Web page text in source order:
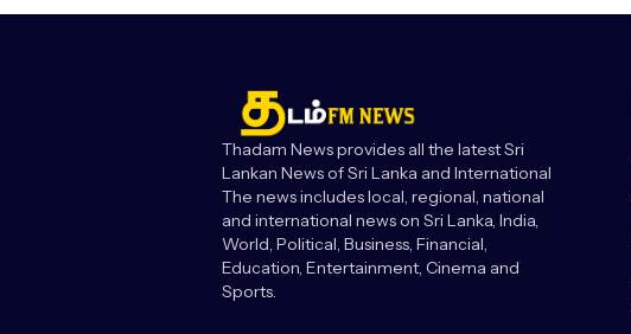
Thadam News provides all the latest Sri
Lankan News of Sri Lanka and International
The news includes local, regional, national
and international news on Sri Lanka, India,
World, Political, Business, Financial,
Education, Entertainment, Cinema and
Sports.